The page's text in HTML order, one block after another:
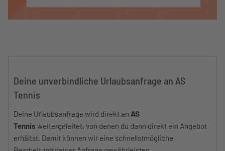
Deine unverbindliche Urlaubsanfrage an AS
Tennis
Deine Urlaubsanfrage wird direkt an AS
Tennis weitergeleitet, von denen du dann direkt ein Angebot
erhältst. Damit können wir eine schnellstmögliche